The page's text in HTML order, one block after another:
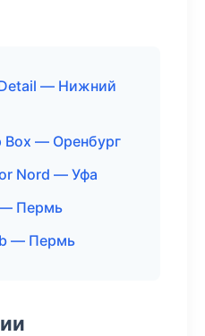
Detail — Нижний
Box — Оренбург
Nord — Уфа
Пермь
— Пермь